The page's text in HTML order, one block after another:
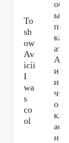
To
sh
ow
Av
icii
I
wa
s
co
ol
об
ы
по
каз
ать
Ав
ич
и*,
чт
о я
кл
асс
ны